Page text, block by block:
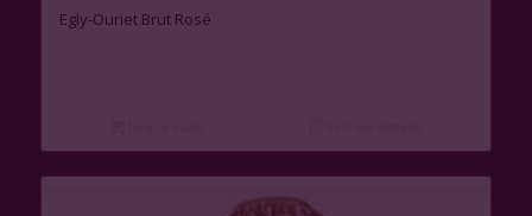
Egly-Ouriet Brut Rosé